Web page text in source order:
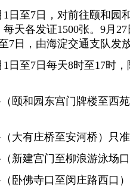
至7日，对前往颐和园
天各发证1500张。9月
7日，由海淀交通支队发
至7日每天8时至17时，
和园东宫门牌楼至西苑
有庄桥至安河桥）只准
建宫门至柳浪游泳场口
佛寺口至闵庄路西口）